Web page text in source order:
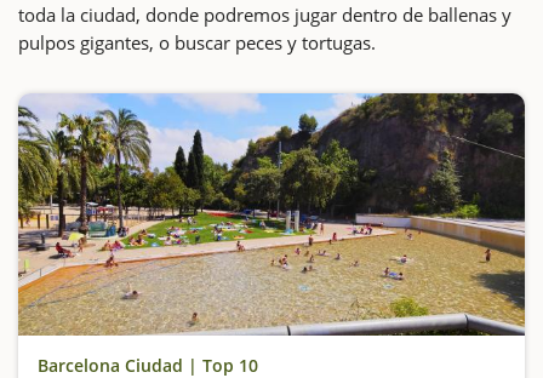
toda la ciudad, donde podremos jugar dentro de ballenas y
pulpos gigantes, o buscar peces y tortugas.
Barcelona Ciudad | Top 10